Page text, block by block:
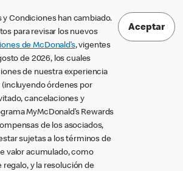
y Condiciones han cambiado.
para revisar los nuevos
de McDonald’s, vigentes
de 2026, los cuales
de nuestra experiencia
(incluyendo órdenes por
cancelaciones y
MyMcDonald’s Rewards
de los asociados,
sujetas a los términos de
valor acumulado, como
y la resolución de
Aceptar